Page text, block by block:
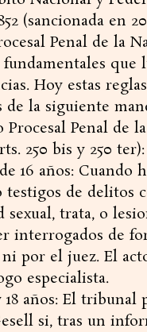
(sancionada en
Penal de la
fundamentales que
Hoy estas
de la siguiente
Procesal Penal de
250 bis y 250 ter):
16 años: Cuando
testigos de delitos
sexual, trata, o
interrogados de
por el juez. El
especialista.
18 años: El tribunal
si, tras un